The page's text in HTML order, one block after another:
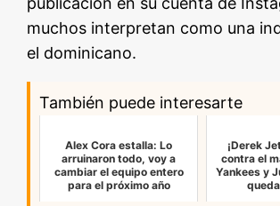
muchos interpretan como una
el dominicano.
También puede interesarte
Alex Cora estalla: Lo
arruinaron todo, voy a
cambiar el equipo entero
para el próximo año
¡Derek
contra el
Yankees y